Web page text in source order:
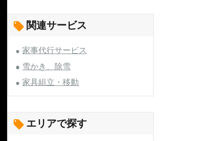
関連サービス
家事代行サービス
雪かき、除雪
家具組立・移動
エリアで探す